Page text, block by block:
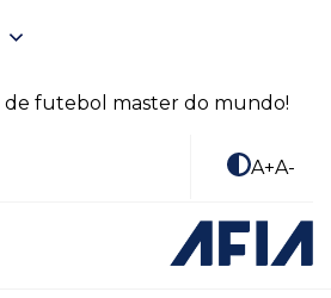
de futebol master do mundo!
A+A-